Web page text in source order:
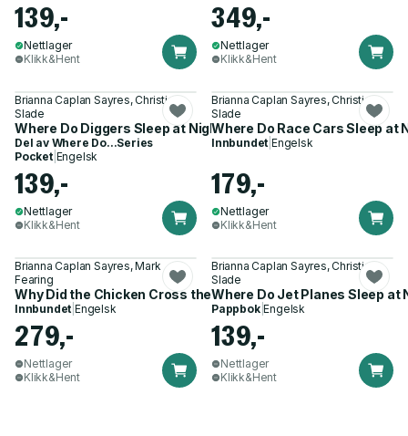
139,-
Nettlager
Klikk&Hent
349,-
Nettlager
Klikk&Hent
Brianna Caplan Sayres, Christian
Slade
Where Do Diggers Sleep at Night?
Del av Where Do...Series
Pocket| Engelsk
139,-
Nettlager
Klikk&Hent
Brianna Caplan Sayres, Christian
Slade
Where Do Race Cars Sleep at
Innbundet |Engelsk
179,-
Nettlager
Klikk&Hent
Brianna Caplan Sayres, Mark
Fearing
Why Did the Chicken Cross the Road?
Innbundet |Engelsk
279,-
Nettlager
Klikk&Hent
Brianna Caplan Sayres, Christian
Slade
Where Do Jet Planes Sleep at
Pappbok|Engelsk
139,-
Nettlager
Klikk&Hent